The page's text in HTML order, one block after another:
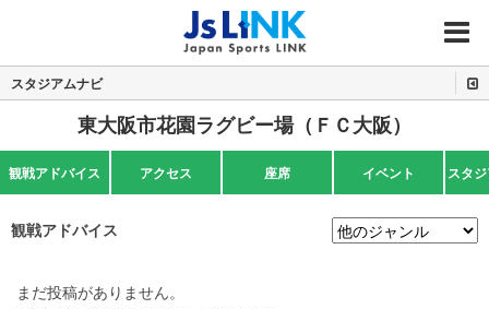
MENU
スタジアムナビ
東大阪市花園ラグビー場（ＦＣ大阪）
観戦アドバイス アクセス 座席 イベント スタ
観戦アドバイス
まだ投稿がありません。